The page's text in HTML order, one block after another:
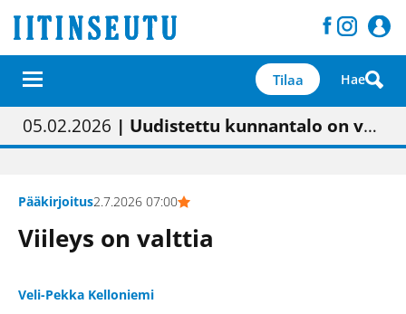
Tilaa Hae
01.02.2026 | Painon vaihtumisen pitäisi näkyä hieman parempana painojäljen laatuna lehdessä
05.02.2026 | Uudistettu kunnantalo on valoisa
23.04.2026 | “Olemme käynnistämässä uudelleen keskustavisiotyön”
09.05.2026| "Maalla on totuttu elämään omavaraisemmin kuin kaupungissa"
Pääkirjoitus2.7.2026 07:00
Viileys on valttia
Veli-Pekka Kelloniemi